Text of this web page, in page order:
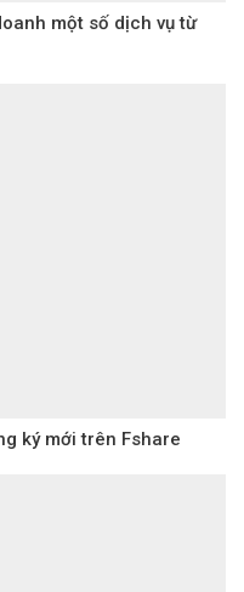
một số dịch vụ từ
ký mới trên Fshare